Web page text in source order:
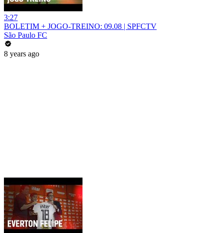
3:27
BOLETIM + JOGO-TREINO: 09.08 | SPFCTV
São Paulo FC
8 years ago